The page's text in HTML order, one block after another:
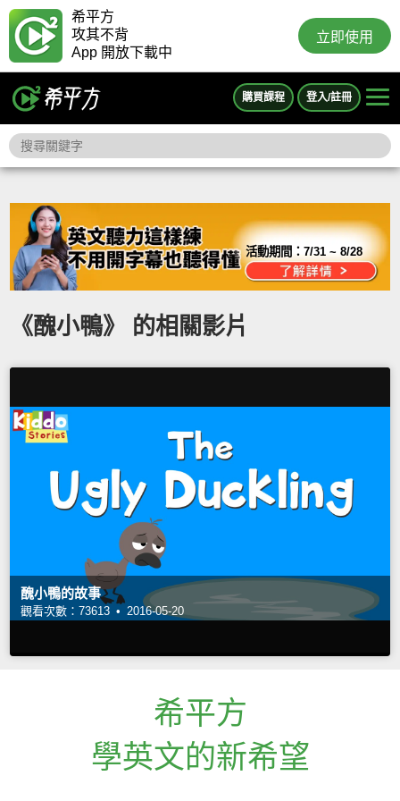
希平方
攻其不背
App 開放下載中
立即使用
購買課程 登入/註冊
活動期間：7/31 ~ 8/28
《醜小鴨》 的相關影片
醜小鴨的故事
觀看次數：73613 • 2016-05-20
希平方
學英文的新希望